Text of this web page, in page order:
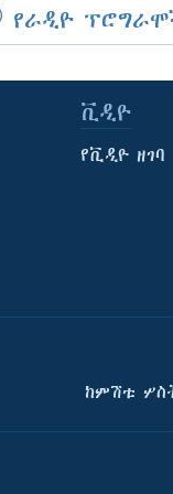
የራዲዮ
ቪዲዮ
የቪዲዮ ዘገባ
ከምሽቱ